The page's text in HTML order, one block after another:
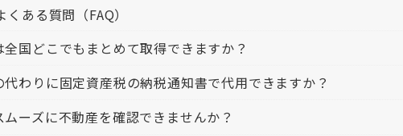
ある質問（FAQ）
国どこでもまとめて取得できますか？
わりに固定資産税の納税通知書で代用できますか？
ーズに不動産を確認できませんか？